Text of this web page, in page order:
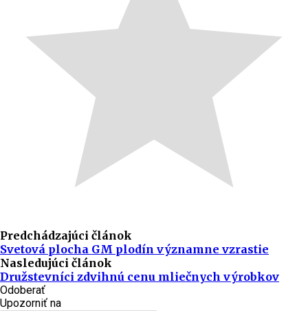
Predchádzajúci článok
Svetová plocha GM plodín významne vzrastie
Nasledujúci článok
Družstevníci zdvihnú cenu mliečnych výrobkov
Odoberať
Upozorniť na